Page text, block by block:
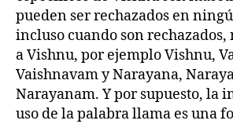
pueden ser rechazados en
incluso cuando son
a Vishnu, por ejemplo Vishnu,
Vaishnavam y Narayana,
Narayanam. Y por supuesto, la
uso de la palabra llama es una